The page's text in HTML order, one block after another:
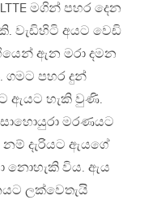
LTTE මගින් පහර දෙන
වැඩිහිටි අයට වෙඩි
ඇන මරා දමන
ගමට පහර දුන්
ඇයට හැකි වුණි.
මරණයට
දැරියට ඇයගේ
නොහැකි විය. ඇය
ලක්වෙතැයි